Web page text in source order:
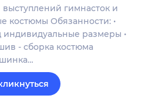
гимнасток и
костюмы Обязанности: •
индивидуальные размеры •
- сборка костюма